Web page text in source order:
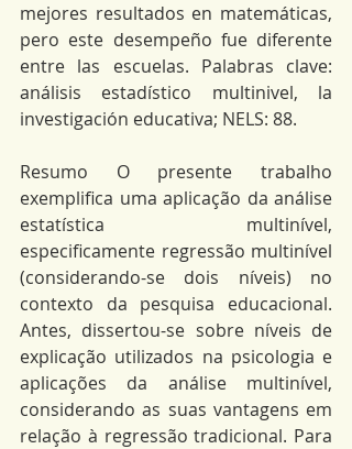
mejores resultados en matemáticas,
pero este desempeño fue diferente
entre las escuelas. Palabras clave:
análisis estadístico multinivel, la
investigación educativa; NELS: 88.
Resumo O presente trabalho
exemplifica uma aplicação da análise
estatística multinível,
especificamente regressão multinível
(considerando-se dois níveis) no
contexto da pesquisa educacional.
Antes, dissertou-se sobre níveis de
explicação utilizados na psicologia e
aplicações da análise multinível,
considerando as suas vantagens em
relação à regressão tradicional. Para